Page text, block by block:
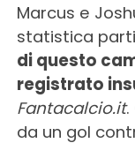
Marcus e
statistica
di questo
registrato
Fantacalcio.it.
da un gol